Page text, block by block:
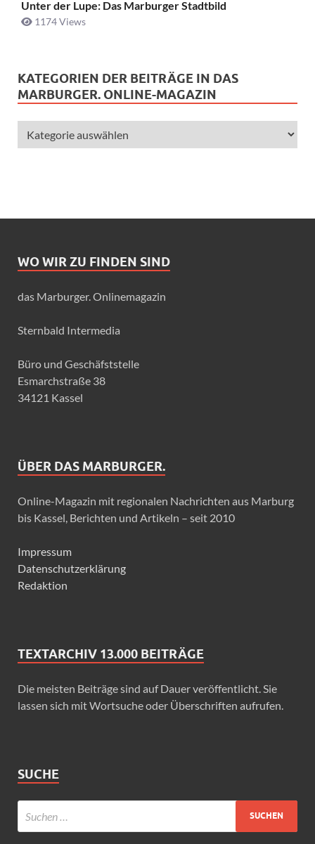
Unter der Lupe: Das Marburger Stadtbild
1174 Views
KATEGORIEN DER BEITRÄGE IN DAS
MARBURGER. ONLINE-MAGAZIN
WO WIR ZU FINDEN SIND
das Marburger. Onlinemagazin
Sternbald Intermedia
Büro und Geschäfststelle
Esmarchstraße 38
34121 Kassel
ÜBER DAS MARBURGER.
Online-Magazin mit regionalen Nachrichten aus Marburg
bis Kassel, Berichten und Artikeln – seit 2010
Impressum
Datenschutzerklärung
Redaktion
TEXTARCHIV 13.000 BEITRÄGE
Die meisten Beiträge sind auf Dauer veröffentlicht. Sie
lassen sich mit Wortsuche oder Überschriften aufrufen.
SUCHE